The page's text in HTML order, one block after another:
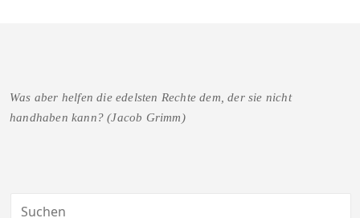
Was aber helfen die edelsten Rechte dem, der sie nicht
handhaben kann? (Jacob Grimm)